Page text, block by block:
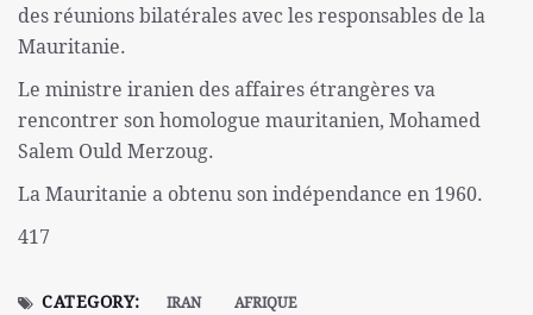
des réunions bilatérales avec les responsables de la
Mauritanie.
Le ministre iranien des affaires étrangères va
rencontrer son homologue mauritanien, Mohamed
Salem Ould Merzoug.
La Mauritanie a obtenu son indépendance en 1960.
417
CATEGORY: IRAN AFRIQUE